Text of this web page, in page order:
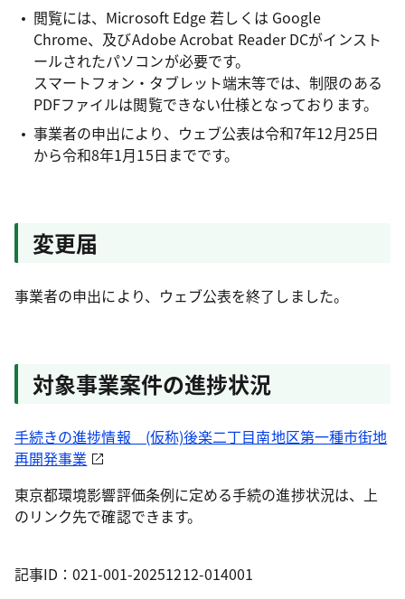
閲覧には、Microsoft Edge 若しくは Google
Chrome、及びAdobe Acrobat Reader DCがインスト
ールされたパソコンが必要です。
スマートフォン・タブレット端末等では、制限のある
PDFファイルは閲覧できない仕様となっております。
事業者の申出により、ウェブ公表は令和7年12月25日
から令和8年1月15日までです。
変更届
事業者の申出により、ウェブ公表を終了しました。
対象事業案件の進捗状況
手続きの進捗情報 (仮称)後楽二丁目南地区第一種市街地
再開発事業
東京都環境影響評価条例に定める手続の進捗状況は、上
のリンク先で確認できます。
記事ID：021-001-20251212-014001